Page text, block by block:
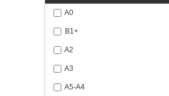
A0
B1+
A2
A3
A5-A4